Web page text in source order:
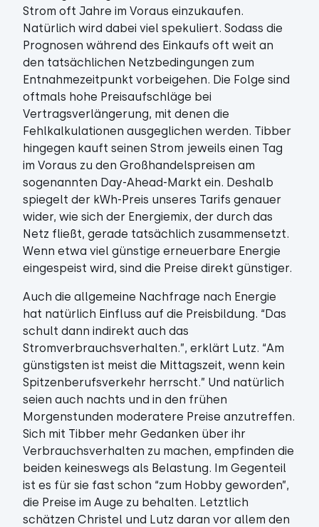
Strom oft Jahre im Voraus einzukaufen.
Natürlich wird dabei viel spekuliert. Sodass die
Prognosen während des Einkaufs oft weit an
den tatsächlichen Netzbedingungen zum
Entnahmezeitpunkt vorbeigehen. Die Folge sind
oftmals hohe Preisaufschläge bei
Vertragsverlängerung, mit denen die
Fehlkalkulationen ausgeglichen werden. Tibber
hingegen kauft seinen Strom jeweils einen Tag
im Voraus zu den Großhandelspreisen am
sogenannten Day-Ahead-Markt ein. Deshalb
spiegelt der kWh-Preis unseres Tarifs genauer
wider, wie sich der Energiemix, der durch das
Netz fließt, gerade tatsächlich zusammensetzt.
Wenn etwa viel günstige erneuerbare Energie
eingespeist wird, sind die Preise direkt günstiger.
Auch die allgemeine Nachfrage nach Energie
hat natürlich Einfluss auf die Preisbildung. “Das
schult dann indirekt auch das
Stromverbrauchsverhalten.”, erklärt Lutz. “Am
günstigsten ist meist die Mittagszeit, wenn kein
Spitzenberufsverkehr herrscht.” Und natürlich
seien auch nachts und in den frühen
Morgenstunden moderatere Preise anzutreffen.
Sich mit Tibber mehr Gedanken über ihr
Verbrauchsverhalten zu machen, empfinden die
beiden keineswegs als Belastung. Im Gegenteil
ist es für sie fast schon “zum Hobby geworden”,
die Preise im Auge zu behalten. Letztlich
schätzen Christel und Lutz daran vor allem den